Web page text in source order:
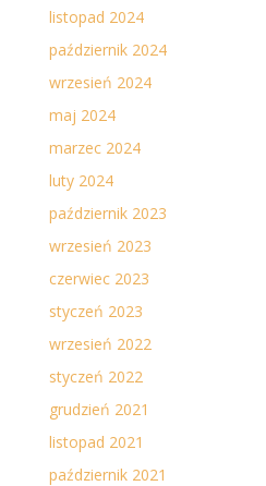
listopad 2024
październik 2024
wrzesień 2024
maj 2024
marzec 2024
luty 2024
październik 2023
wrzesień 2023
czerwiec 2023
styczeń 2023
wrzesień 2022
styczeń 2022
grudzień 2021
listopad 2021
październik 2021